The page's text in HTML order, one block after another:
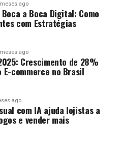
ago
Boca a Boca Digital: Como
com Estratégias
ago
Crescimento de 28%
E-commerce no Brasil
ago
com IA ajuda lojistas a
e vender mais